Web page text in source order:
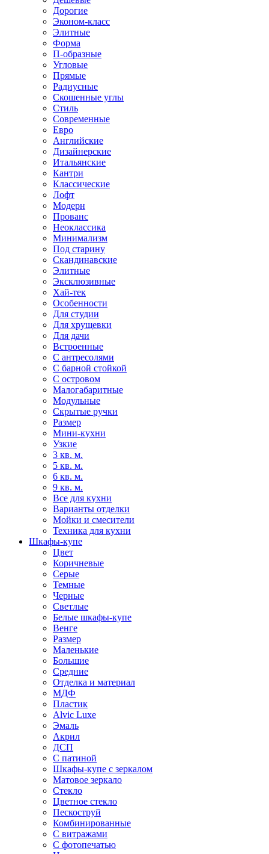
Дорогие
Эконом-класс
Элитные
Форма
П-образные
Угловые
Прямые
Радиусные
Скошенные углы
Стиль
Современные
Евро
Английские
Дизайнерские
Итальянские
Кантри
Классические
Лофт
Модерн
Прованс
Неоклассика
Минимализм
Под старину
Скандинавские
Элитные
Эксклюзивные
Хай-тек
Особенности
Для студии
Для хрущевки
Для дачи
Встроенные
С антресолями
С барной стойкой
С островом
Малогабаритные
Модульные
Скрытые ручки
Размер
Мини-кухни
Узкие
3 кв. м.
5 кв. м.
6 кв. м.
9 кв. м.
Все для кухни
Варианты отделки
Мойки и смесители
Техника для кухни
Шкафы-купе
Цвет
Коричневые
Серые
Темные
Черные
Светлые
Белые шкафы-купе
Венге
Размер
Маленькие
Большие
Средние
Отделка и материал
МДФ
Пластик
Alvic Luxe
Эмаль
Акрил
ДСП
С патиной
Шкафы-купе с зеркалом
Матовое зеркало
Стекло
Цветное стекло
Пескоструй
Комбинированные
С витражами
С фотопечатью